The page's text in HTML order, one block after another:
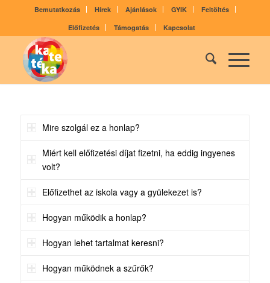
Bemutatkozás Hírek Ajánlások GYIK
Feltöltés
Előfizetés
Támogatás Kapcsolat
Mire szolgál ez a honlap?
Miért kell előfizetési díjat fizetni, ha eddig ingyenes
volt?
Előfizethet az iskola vagy a gyülekezet is?
Hogyan működik a honlap?
Hogyan lehet tartalmat keresni?
Hogyan működnek a szűrők?